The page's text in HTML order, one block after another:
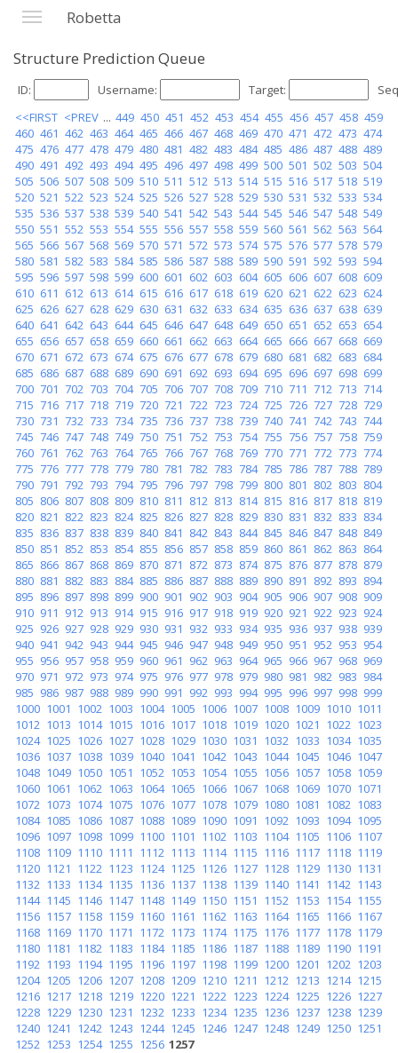
Robetta
Structure Prediction Queue
ID: Username: Target:
<<FIRST <PREV ... 449 450 451 452 453 454 455 456 457 458 459
460 461 462 463 464 465 466 467 468 469 470 471 472 473 474
475 476 477 478 479 480 481 482 483 484 485 486 487 488 489
490 491 492 493 494 495 496 497 498 499 500 501 502 503 504
505 506 507 508 509 510 511 512 513 514 515 516 517 518 519
520 521 522 523 524 525 526 527 528 529 530 531 532 533 534
535 536 537 538 539 540 541 542 543 544 545 546 547 548 549
550 551 552 553 554 555 556 557 558 559 560 561 562 563 564
565 566 567 568 569 570 571 572 573 574 575 576 577 578 579
580 581 582 583 584 585 586 587 588 589 590 591 592 593 594
595 596 597 598 599 600 601 602 603 604 605 606 607 608 609
610 611 612 613 614 615 616 617 618 619 620 621 622 623 624
625 626 627 628 629 630 631 632 633 634 635 636 637 638 639
640 641 642 643 644 645 646 647 648 649 650 651 652 653 654
655 656 657 658 659 660 661 662 663 664 665 666 667 668 669
670 671 672 673 674 675 676 677 678 679 680 681 682 683 684
685 686 687 688 689 690 691 692 693 694 695 696 697 698 699
700 701 702 703 704 705 706 707 708 709 710 711 712 713 714
715 716 717 718 719 720 721 722 723 724 725 726 727 728 729
730 731 732 733 734 735 736 737 738 739 740 741 742 743 744
745 746 747 748 749 750 751 752 753 754 755 756 757 758 759
760 761 762 763 764 765 766 767 768 769 770 771 772 773 774
775 776 777 778 779 780 781 782 783 784 785 786 787 788 789
790 791 792 793 794 795 796 797 798 799 800 801 802 803 804
805 806 807 808 809 810 811 812 813 814 815 816 817 818 819
820 821 822 823 824 825 826 827 828 829 830 831 832 833 834
835 836 837 838 839 840 841 842 843 844 845 846 847 848 849
850 851 852 853 854 855 856 857 858 859 860 861 862 863 864
865 866 867 868 869 870 871 872 873 874 875 876 877 878 879
880 881 882 883 884 885 886 887 888 889 890 891 892 893 894
895 896 897 898 899 900 901 902 903 904 905 906 907 908 909
910 911 912 913 914 915 916 917 918 919 920 921 922 923 924
925 926 927 928 929 930 931 932 933 934 935 936 937 938 939
940 941 942 943 944 945 946 947 948 949 950 951 952 953 954
955 956 957 958 959 960 961 962 963 964 965 966 967 968 969
970 971 972 973 974 975 976 977 978 979 980 981 982 983 984
985 986 987 988 989 990 991 992 993 994 995 996 997 998 999
1000 1001 1002 1003 1004 1005 1006 1007 1008 1009 1010 1011
1012 1013 1014 1015 1016 1017 1018 1019 1020 1021 1022 1023
1024 1025 1026 1027 1028 1029 1030 1031 1032 1033 1034 1035
1036 1037 1038 1039 1040 1041 1042 1043 1044 1045 1046 1047
1048 1049 1050 1051 1052 1053 1054 1055 1056 1057 1058 1059
1060 1061 1062 1063 1064 1065 1066 1067 1068 1069 1070 1071
1072 1073 1074 1075 1076 1077 1078 1079 1080 1081 1082 1083
1084 1085 1086 1087 1088 1089 1090 1091 1092 1093 1094 1095
1096 1097 1098 1099 1100 1101 1102 1103 1104 1105 1106 1107
1108 1109 1110 1111 1112 1113 1114 1115 1116 1117 1118 1119
1120 1121 1122 1123 1124 1125 1126 1127 1128 1129 1130 1131
1132 1133 1134 1135 1136 1137 1138 1139 1140 1141 1142 1143
1144 1145 1146 1147 1148 1149 1150 1151 1152 1153 1154 1155
1156 1157 1158 1159 1160 1161 1162 1163 1164 1165 1166 1167
1168 1169 1170 1171 1172 1173 1174 1175 1176 1177 1178 1179
1180 1181 1182 1183 1184 1185 1186 1187 1188 1189 1190 1191
1192 1193 1194 1195 1196 1197 1198 1199 1200 1201 1202 1203
1204 1205 1206 1207 1208 1209 1210 1211 1212 1213 1214 1215
1216 1217 1218 1219 1220 1221 1222 1223 1224 1225 1226 1227
1228 1229 1230 1231 1232 1233 1234 1235 1236 1237 1238 1239
1240 1241 1242 1243 1244 1245 1246 1247 1248 1249 1250 1251
1252 1253 1254 1255 1256 1257